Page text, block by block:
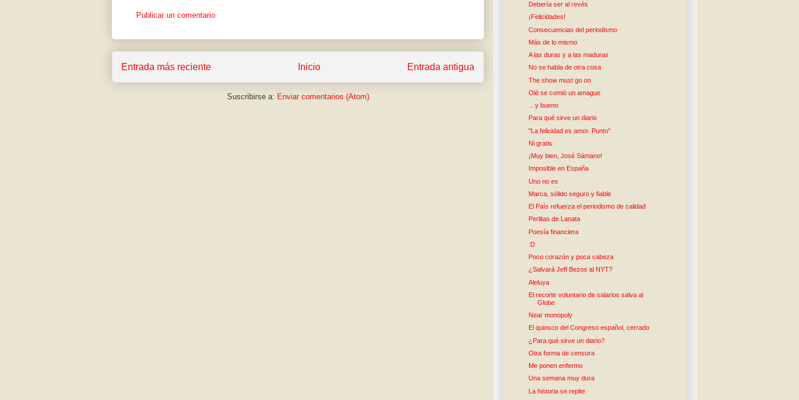
Publicar un comentario
Entrada más reciente Entrada antigua
Inicio
Suscribirse a: Enviar comentarios (Atom)
Debería ser al revés
¡Felicidades!
Consecuencias del periodismo
Más de lo mismo
A las duras y a las maduras
No se habla de otra cosa
The show must go on
Olé se comió un amague
…y bueno
Para qué sirve un diario
"La felicidad es amor. Punto"
Ni gratis
¡Muy bien, José Sámano!
Imposible en España
Uno no es
Marca, sólido seguro y fiable
El País refuerza el periodismo de calidad
Perlitas de Lanata
Poesía financiera
:D
Poco corazón y poca cabeza
¿Salvará Jeff Bezos al NYT?
Aleluya
El recorte voluntario de salarios salva al
Globe
Near monopoly
El quiosco del Congreso español, cerrado
¿Para qué sirve un diario?
Otra forma de censura
Me ponen enfermo
Una semana muy dura
La historia se repite